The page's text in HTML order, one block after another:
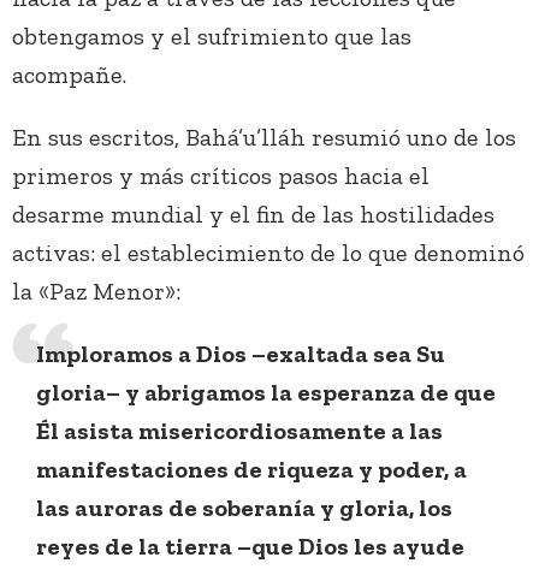
obtengamos y el sufrimiento que las
acompañe.
En sus escritos, Bahá’u’lláh resumió uno de los
primeros y más críticos pasos hacia el
desarme mundial y el fin de las hostilidades
activas: el establecimiento de lo que denominó
la «Paz Menor»:
Imploramos a Dios –exaltada sea Su
gloria– y abrigamos la esperanza de que
Él asista misericordiosamente a las
manifestaciones de riqueza y poder, a
las auroras de soberanía y gloria, los
reyes de la tierra –que Dios les ayude